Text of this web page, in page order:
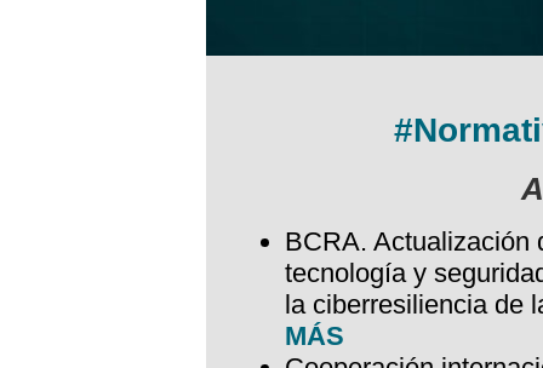
BCRA. Actualización
tecnología y
la ciberresiliencia de
MÁS